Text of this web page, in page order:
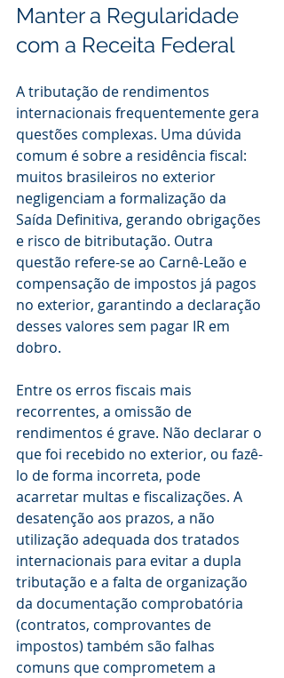
Manter a Regularidade
com a Receita Federal
A tributação de rendimentos
internacionais frequentemente gera
questões complexas. Uma dúvida
comum é sobre a residência fiscal:
muitos brasileiros no exterior
negligenciam a formalização da
Saída Definitiva, gerando obrigações
e risco de bitributação. Outra
questão refere-se ao Carnê-Leão e
compensação de impostos já pagos
no exterior, garantindo a declaração
desses valores sem pagar IR em
dobro.
Entre os erros fiscais mais
recorrentes, a omissão de
rendimentos é grave. Não declarar o
que foi recebido no exterior, ou fazê-
lo de forma incorreta, pode
acarretar multas e fiscalizações. A
desatenção aos prazos, a não
utilização adequada dos tratados
internacionais para evitar a dupla
tributação e a falta de organização
da documentação comprobatória
(contratos, comprovantes de
impostos) também são falhas
comuns que comprometem a